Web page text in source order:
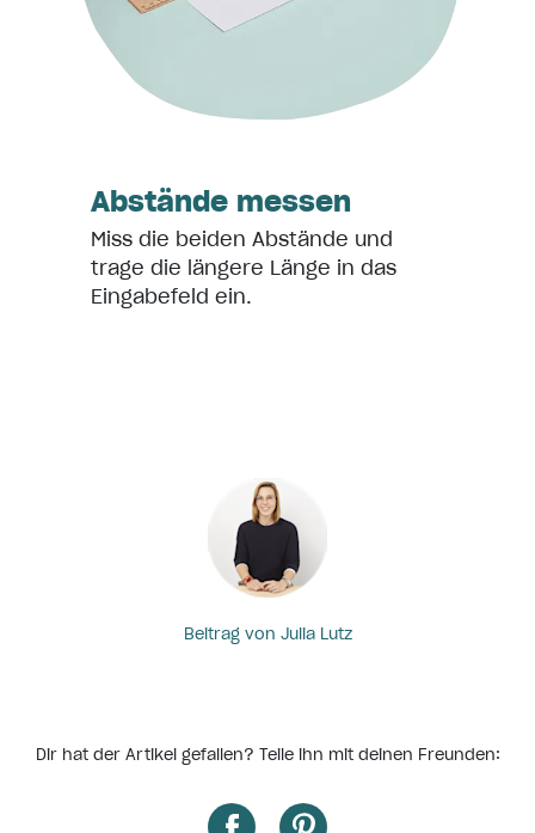
Abstände messen
Miss die beiden Abstände und
trage die längere Länge in das
Eingabefeld ein.
Beitrag von Julia Lutz
Dir hat der Artikel gefallen? Teile ihn mit deinen Freunden: